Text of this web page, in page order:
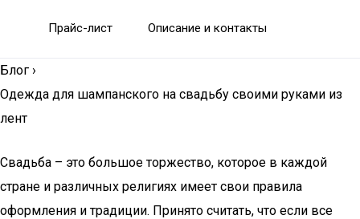
Прайс-лист Описание и контакты
Блог ›
Одежда для шампанского на свадьбу своими руками из
лент
Свадьба – это большое торжество, которое в каждой
стране и различных религиях имеет свои правила
оформления и традиции. Принято считать, что если все